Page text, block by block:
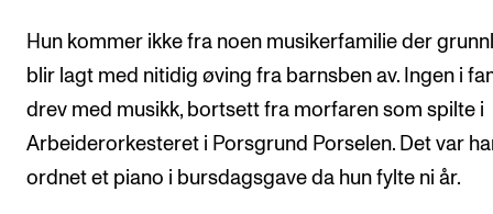
Hun kommer ikke fra noen musikerfamilie der
blir lagt med nitidig øving fra barnsben av. Ingen i
drev med musikk, bortsett fra morfaren som spilte i
Arbeiderorkesteret i Porsgrund Porselen. Det var
ordnet et piano i bursdagsgave da hun fylte ni år.